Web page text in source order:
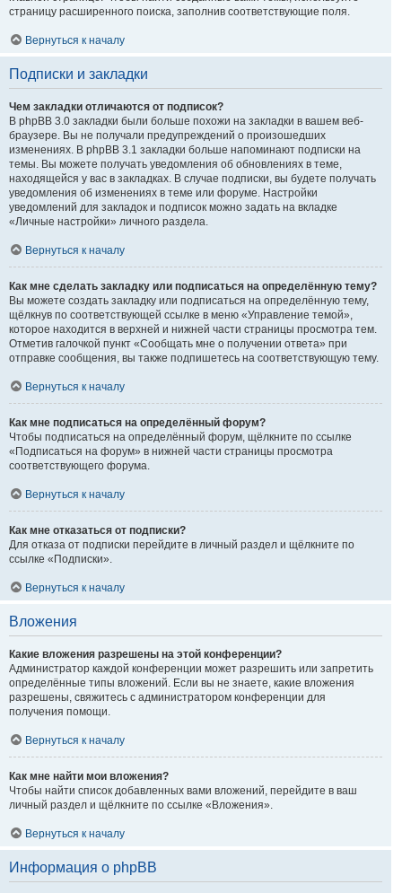
страницу расширенного поиска, заполнив соответствующие поля.
Вернуться к началу
Подписки и закладки
Чем закладки отличаются от подписок?
В phpBB 3.0 закладки были больше похожи на закладки в вашем веб-
браузере. Вы не получали предупреждений о произошедших
изменениях. В phpBB 3.1 закладки больше напоминают подписки на
темы. Вы можете получать уведомления об обновлениях в теме,
находящейся у вас в закладках. В случае подписки, вы будете получать
уведомления об изменениях в теме или форуме. Настройки
уведомлений для закладок и подписок можно задать на вкладке
«Личные настройки» личного раздела.
Вернуться к началу
Как мне сделать закладку или подписаться на определённую тему?
Вы можете создать закладку или подписаться на определённую тему,
щёлкнув по соответствующей ссылке в меню «Управление темой»,
которое находится в верхней и нижней части страницы просмотра тем.
Отметив галочкой пункт «Сообщать мне о получении ответа» при
отправке сообщения, вы также подпишетесь на соответствующую тему.
Вернуться к началу
Как мне подписаться на определённый форум?
Чтобы подписаться на определённый форум, щёлкните по ссылке
«Подписаться на форум» в нижней части страницы просмотра
соответствующего форума.
Вернуться к началу
Как мне отказаться от подписки?
Для отказа от подписки перейдите в личный раздел и щёлкните по
ссылке «Подписки».
Вернуться к началу
Вложения
Какие вложения разрешены на этой конференции?
Администратор каждой конференции может разрешить или запретить
определённые типы вложений. Если вы не знаете, какие вложения
разрешены, свяжитесь с администратором конференции для
получения помощи.
Вернуться к началу
Как мне найти мои вложения?
Чтобы найти список добавленных вами вложений, перейдите в ваш
личный раздел и щёлкните по ссылке «Вложения».
Вернуться к началу
Информация о phpBB